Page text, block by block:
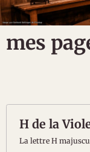
mes
H de la
La lettre H